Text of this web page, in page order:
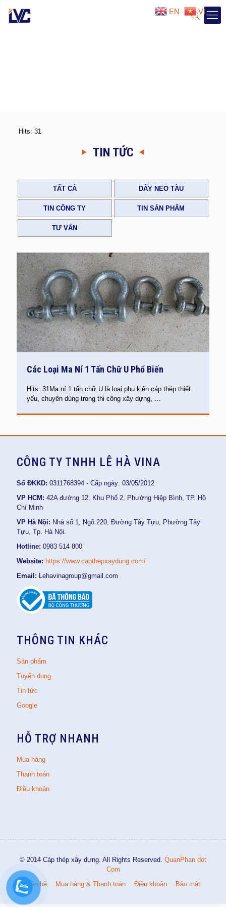
Hits: 31
TIN TỨC
TẤT CẢ DÂY NEO TÀU
TIN CÔNG TY TIN SẢN PHẨM
TƯ VẤN
Các Loại Ma Ní 1 Tấn Chữ U Phổ Biến
Hits: 31Ma ní 1 tấn chữ U là loại phụ kiện cáp thép thiết
yếu, chuyên dùng trong thi công xây dựng, …
CÔNG TY TNHH LÊ HÀ VINA
Số ĐKKD: 0311768394 - Cấp ngày: 03/05/2012
VP HCM: 42A đường 12, Khu Phố 2, Phường Hiệp Bình, TP. Hồ
Chí Minh
VP Hà Nội: Nhà số 1, Ngõ 220, Đường Tây Tựu, Phường Tây
Tựu, Tp. Hà Nội.
Hotline: 0983 514 800
Website: https://www.capthepxaydung.com/
Email: Lehavinagroup@gmail.com
THÔNG TIN KHÁC
Sản phẩm
Tuyển dụng
Tin tức
Google
HỖ TRỢ NHANH
Mua hàng
Thanh toán
Điều khoản
© 2014 Cáp thép xây dựng. All Rights Reserved. QuanPhan dot
Com
Liên hệ
Mua hàng & Thanh toán Điều khoản Bảo mật
EN VI